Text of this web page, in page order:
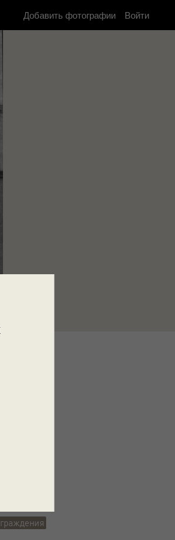
Добавить фотографии Войти